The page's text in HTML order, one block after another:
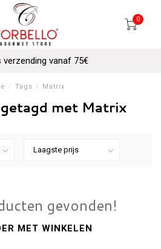
0
verzending vanaf 75€
/ Tags / Matrix
met Matrix
gevonden!
MET WINKELEN